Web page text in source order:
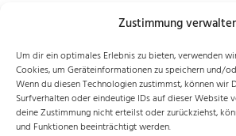
Zustimmung
Um dir ein optimales Erlebnis zu bieten, verwenden
Cookies, um Geräteinformationen zu speichern und/
Wenn du diesen Technologien zustimmst, können wir
Surfverhalten oder eindeutige IDs auf dieser Website
deine Zustimmung nicht erteilst oder zurückziehst,
und Funktionen beeinträchtigt werden.
All rights reserved. © 2024 Reinhard Di Lena GmbH
Impressum| Cookies|Datenschutz